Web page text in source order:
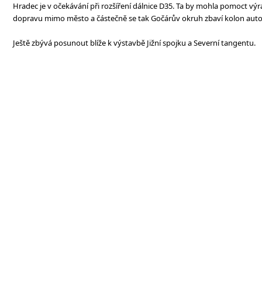
Hradec je v očekávání při rozšíření dálnice D35. Ta by mohla pomoct
dopravu mimo město a částečně se tak Gočárův okruh zbaví kolon
Ještě zbývá posunout blíže k výstavbě Jižní spojku a Severní tangentu.